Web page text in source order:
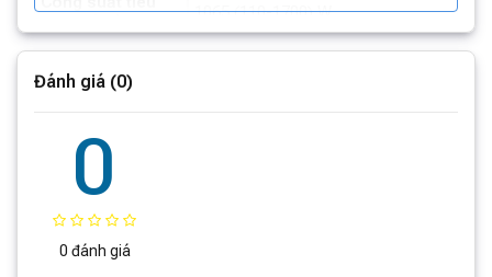
1065 (110-1700) W
Độ ồn dàn lạnh
20-42 dB(A)
Độ ồn dàn nóng
Kích thước dàn
nóng
Đánh giá (0)
0
0 đánh giá